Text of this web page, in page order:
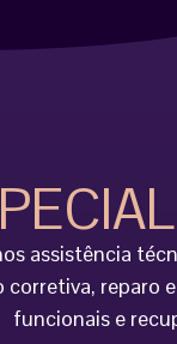
assistência
corretiva, reparo
funcionais e